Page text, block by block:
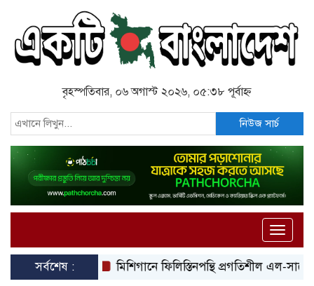
বৃহস্পতিবার, ০৬ অগাস্ট ২০২৬, ০৫:৩৮ পূর্বাহ্ন
নিউজ সার্চ
Toggle
সর্বশেষ :
মিশিগানে ফিলিস্তিনপন্থি প্রগতিশীল এল-সায়েদের